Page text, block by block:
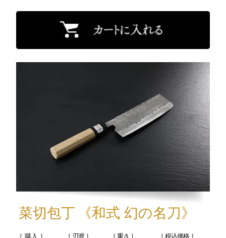
菜切包丁 《和式 幻の名刀》
［ 購入 ］ ［ 刃渡 ］ ［ 重さ ］ ［ 税込価格 ］